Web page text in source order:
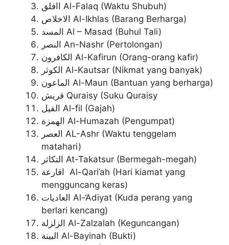
اافلق Al-Falaq (Waktu Shubuh)
الاخلاص Al-Ikhlas (Barang Berharga)
المسد Al – Masad (Buhul Tali)
النصر An-Nashr (Pertolongan)
الكافرون Al-Kafirun (Orang-orang kafir)
الكوثر Al-Kautsar (Nikmat yang banyak)
الماعون Al-Maun (Bantuan yang berharga)
قريش Quraisy (Suku Quraisy
الفيل Al-fil (Gajah)
الهمزة Al-Humazah (Pengumpat)
العصر AL-Ashr (Waktu tenggelam
matahari)
التكاثر At-Takatsur (Bermegah-megah)
اقارعة Al-Qari’ah (Hari kiamat yang
mengguncang keras)
العاديات Al-‘Adiyat (Kuda perang yang
berlari kencang)
الزلزلة Al-Zalzalah (Keguncangan)
البينة Al-Bayinah (Bukti)